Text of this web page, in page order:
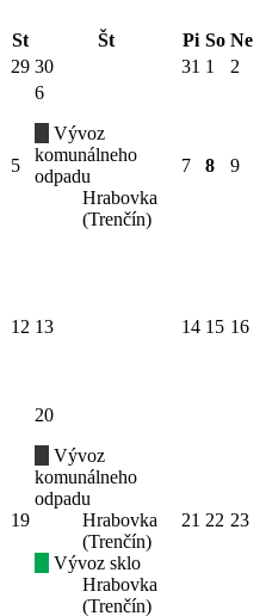
St Št Pi So Ne
29 30 31 1 2
5
6
Vývoz
komunálneho
odpadu
Hrabovka
(Trenčín)
7 8 9
12 13 14 15 16
19
20
Vývoz
komunálneho
odpadu
Hrabovka
(Trenčín)
Vývoz sklo
Hrabovka
(Trenčín)
21 22 23